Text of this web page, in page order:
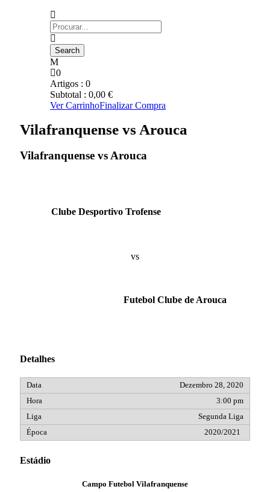
0
Artigos : 0
Subtotal : 0,00 €
Ver CarrinhoFinalizar Compra
Vilafranquense vs Arouca
Vilafranquense vs Arouca
Clube Desportivo Trofense
vs
Futebol Clube de Arouca
Detalhes
Dezembro 28, 2020
3:00 pm
Segunda Liga
2020/2021
Estádio
Campo Futebol Vilafranquense